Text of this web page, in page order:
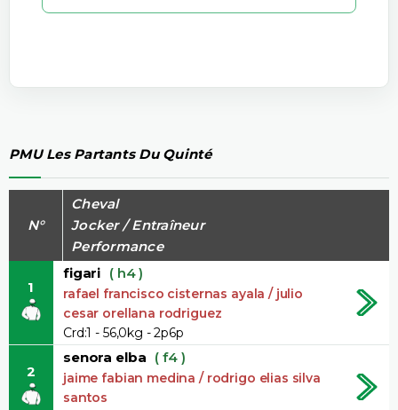
PMU Les Partants Du Quinté
N°
Cheval
Jocker / Entraîneur
Performance
1
figari ( h4 )
rafael francisco cisternas ayala / julio
cesar orellana rodriguez
Crd:1 - 56,0kg - 2p6p
2
senora elba ( f4 )
jaime fabian medina / rodrigo elias silva
santos